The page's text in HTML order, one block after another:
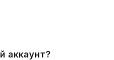
аккаунт?